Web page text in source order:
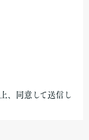
、同意して送信し